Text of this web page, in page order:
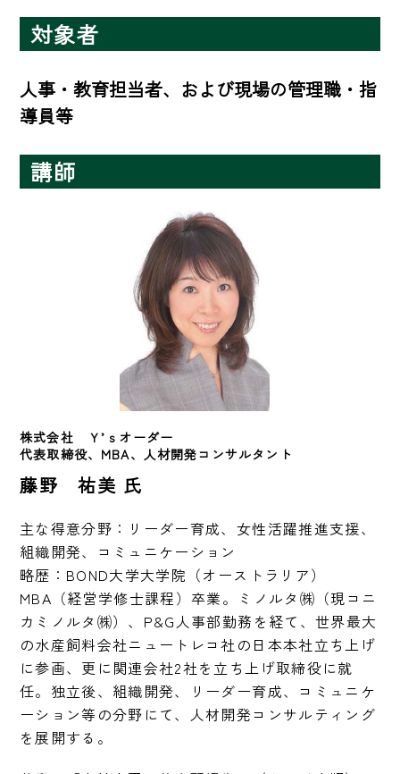
対象者
人事・教育担当者、および現場の管理職・指
導員等
講師
株式会社　Ｙ’ｓオーダー
代表取締役、MBA、人材開発コンサルタント
藤野 祐美 氏
主な得意分野：リーダー育成、女性活躍推進支援、
組織開発、コミュニケーション
略歴：BOND大学大学院（オーストラリア）
MBA（経営学修士課程）卒業。ミノルタ㈱（現コニ
カミノルタ㈱）、P&G人事部勤務を経て、世界最大
の水産飼料会社ニュートレコ社の日本本社立ち上げ
に参画、更に関連会社2社を立ち上げ取締役に就
任。独立後、組織開発、リーダー育成、コミュニケ
ーション等の分野にて、人材開発コンサルティング
を展開する。